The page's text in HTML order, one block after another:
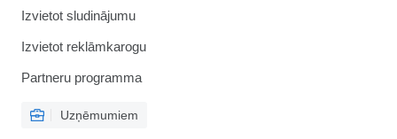
Izvietot sludinājumu
Izvietot reklāmkarogu
Partneru programma
Uzņēmumiem